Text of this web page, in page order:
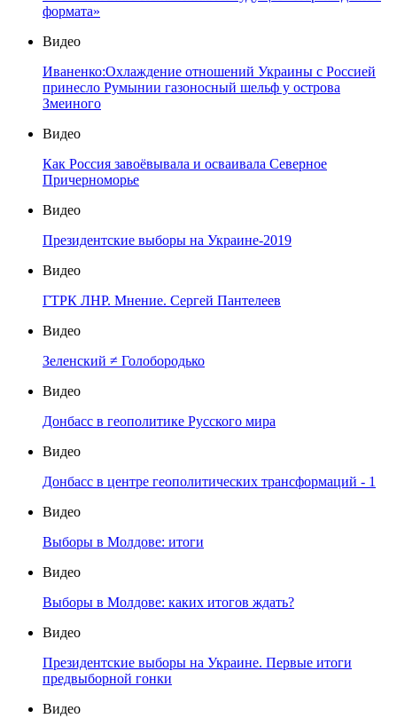
формата»
Видео
Иваненко:Охлаждение отношений Украины с Россией
принесло Румынии газоносный шельф у острова
Змеиного
Видео
Как Россия завоёвывала и осваивала Северное
Причерноморье
Видео
Президентские выборы на Украине-2019
Видео
ГТРК ЛНР. Мнение. Сергей Пантелеев
Видео
Зеленский ≠ Голобородько
Видео
Донбасс в геополитике Русского мира
Видео
Донбасс в центре геополитических трансформаций - 1
Видео
Выборы в Молдове: итоги
Видео
Выборы в Молдове: каких итогов ждать?
Видео
Президентские выборы на Украине. Первые итоги
предвыборной гонки
Видео